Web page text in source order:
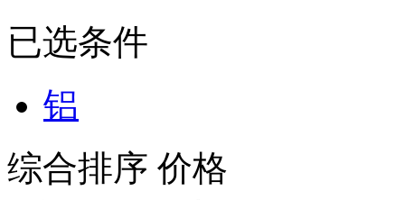
已选条件
铝
综合排序 价格